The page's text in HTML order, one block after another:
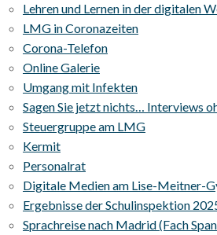
Lehren und Lernen in der digitalen
LMG in Coronazeiten
Corona-Telefon
Online Galerie
Umgang mit Infekten
Sagen Sie jetzt nichts… Interviews
Steuergruppe am LMG
Kermit
Personalrat
Digitale Medien am Lise-Meitner-
Ergebnisse der Schulinspektion
Sprachreise nach Madrid (Fach